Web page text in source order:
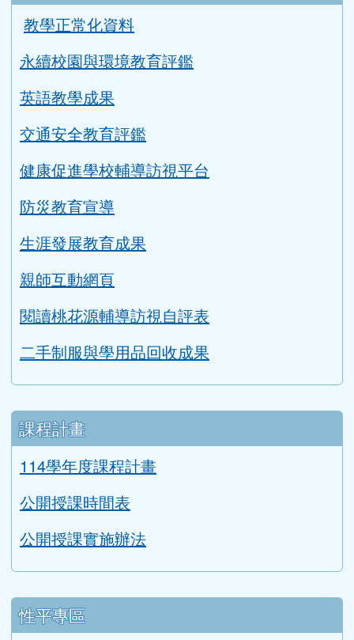
教學正常化資料
永續校園與環境教育評鑑
英語教學成果
交通安全教育評鑑
健康促進學校輔導訪視平台
防災教育宣導
生涯發展教育成果
親師互動網頁
閱讀桃花源輔導訪視自評表
二手制服與學用品回收成果
課程計畫
114學年度課程計畫
公開授課時間表
公開授課實施辦法
性平專區